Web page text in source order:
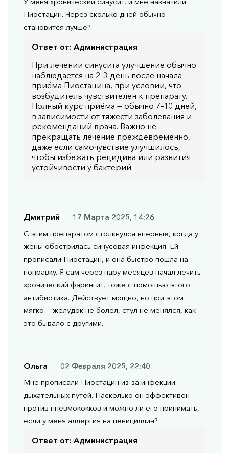
Пиостацин. Через сколько дней обычно
становится лучше?
Ответ от: Администрация
При лечении синусита улучшение обычно
наблюдается на 2–3 день после начала
приёма Пиостацина, при условии, что
возбудитель чувствителен к препарату.
Полный курс приёма — обычно 7–10 дней,
в зависимости от тяжести заболевания и
рекомендаций врача. Важно не
прекращать лечение преждевременно,
даже если самочувствие улучшилось,
чтобы избежать рецидива или развития
устойчивости у бактерий.
Дмитрий
17 Марта 2025, 14:26
С этим препаратом столкнулся впервые, когда у
жены обострилась синусовая инфекция. Ей
прописали Пиостацин, и она быстро пошла на
поправку. Я сам через пару месяцев начал лечить
хронический фарингит, тоже с помощью этого
антибиотика. Действует мощно, но при этом
мягко — желудок не болел, стул не менялся, как
это бывало с другими.
Ольга
02 Февраля 2025, 22:40
Мне прописали Пиостацин из-за инфекции
дыхательных путей. Насколько он эффективен
против пневмококков и можно ли его принимать,
если у меня аллергия на пенициллин?
Ответ от: Администрация